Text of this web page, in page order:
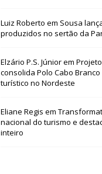
Luiz Roberto em Sousa
produzidos no sertão da
Elzário P.S. Júniorem
consolida Polo Cabo
turístico no Nordeste
Eliane Regis em
nacional do turismo e
inteiro